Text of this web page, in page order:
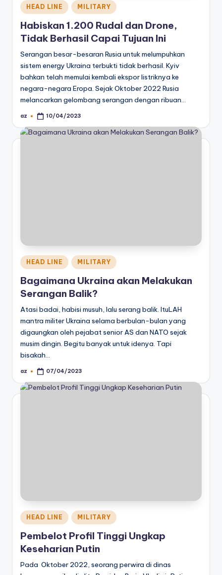
Posted
in
HEAD LINE MILITARY
Habiskan 1.200 Rudal dan Drone,
Tidak Berhasil Capai Tujuan Ini
Serangan besar-besaran Rusia untuk melumpuhkan
sistem energy Ukraina terbukti tidak berhasil. Kyiv
bahkan telah memulai kembali ekspor listriknya ke
negara-negara Eropa. Sejak Oktober 2022 Rusia
melancarkan gelombang serangan dengan ribuan…
Posted
az 10/04/2023
Posted
in
HEAD LINE MILITARY
Bagaimana Ukraina akan Melakukan
Serangan Balik?
Atasi badai, habisi musuh, lalu serang balik. ItuLAH
mantra militer Ukraina selama berbulan-bulan yang
digaungkan oleh pejabat senior AS dan NATO sejak
musim dingin. Begitu banyak untuk idenya. Tapi
bisakah…
Posted
az 07/04/2023
Posted
in
HEAD LINE MILITARY
Pembelot Profil Tinggi Ungkap
Keseharian Putin
Pada Oktober 2022, seorang perwira di dinas